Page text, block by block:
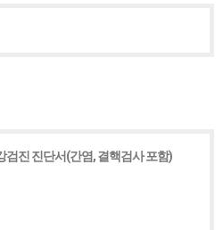
검진 진단서(간염, 결핵검사 포함)